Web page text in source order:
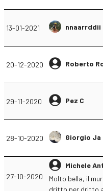
13-01-2021 nnaarrddii
20-12-2020 Roberto
29-11-2020 Pez C
28-10-2020 Giorgio Ja
27-10-2020
Michele
Molto bella, il
dritto per dritto